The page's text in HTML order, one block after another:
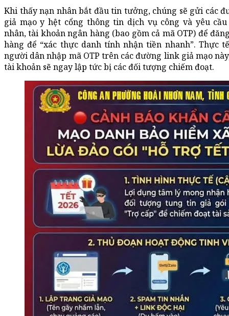
Khi thấy nạn nhân bắt đầu tin tưởng, chúng sẽ gửi các
giả mạo y hệt cổng thông tin dịch vụ công và yêu
nhân, tài khoản ngân hàng (bao gồm cả mã OTP) để
hàng để “xác thực danh tính nhận tiền nhanh”. Thực
người dân nhập mã OTP trên các đường link giả mạo
tài khoản sẽ ngay lập tức bị các đối tượng chiếm đoạt.